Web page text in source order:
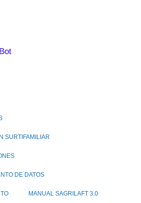
SURTIFAMILIAR
DE DATOS
MANUAL SAGRILAFT 3.0